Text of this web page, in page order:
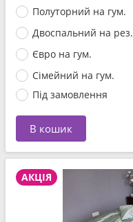
Полуторний на гум.
Двоспальний на рез.
Євро на гум.
Сімейний на гум.
Під замовлення
В кошик
АКЦІЯ